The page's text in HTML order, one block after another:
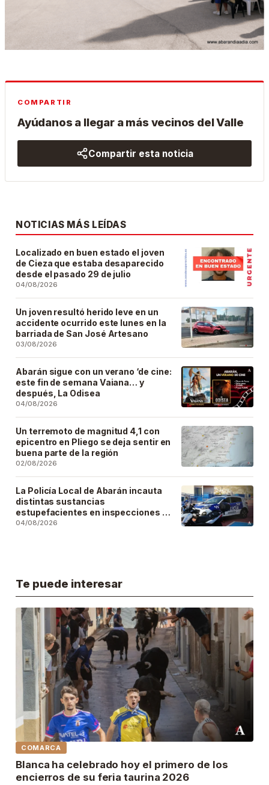
COMPARTIR
Ayúdanos a llegar a más vecinos del Valle
Compartir esta noticia
NOTICIAS MÁS LEÍDAS
Localizado en buen estado el joven
de Cieza que estaba desaparecido
desde el pasado 29 de julio
04/08/2026
Un joven resultó herido leve en un
accidente ocurrido este lunes en la
barriada de San José Artesano
03/08/2026
Abarán sigue con un verano ‘de cine:
este fin de semana Vaiana… y
después, La Odisea
04/08/2026
Un terremoto de magnitud 4,1 con
epicentro en Pliego se deja sentir en
buena parte de la región
02/08/2026
La Policía Local de Abarán incauta
distintas sustancias
estupefacientes en inspecciones a
locales públicos del municipio
04/08/2026
Te puede interesar
COMARCA
Blanca ha celebrado hoy el primero de los
encierros de su feria taurina 2026